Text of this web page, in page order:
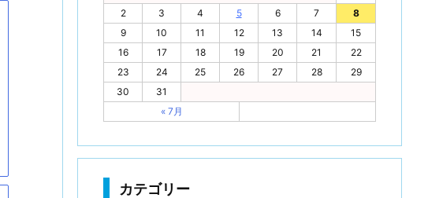
2
3 4 5 6 7
8
9
10 11 12 13 14
15
16
17 18 19 20 21
22
23
24 25 26 27 28
29
30
31
« 7月
カテゴリー